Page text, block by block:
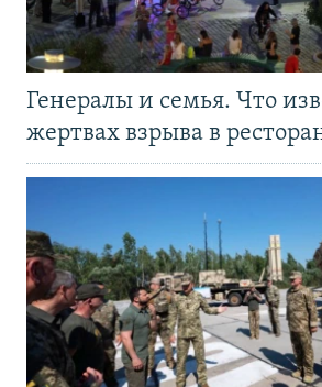
Генералы и семья. Что
жертвах взрыва в